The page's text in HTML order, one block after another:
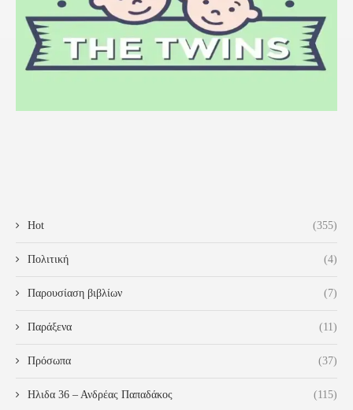
Hot (355)
Πολιτική (4)
Παρουσίαση βιβλίων (7)
Παράξενα (11)
Πρόσωπα (37)
Ηλιδα 36 – Ανδρέας Παπαδάκος (115)